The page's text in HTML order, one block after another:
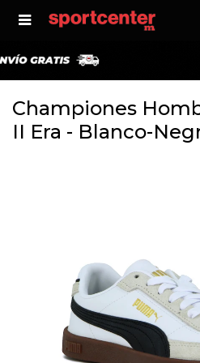

Championes
II Era - Blanco-